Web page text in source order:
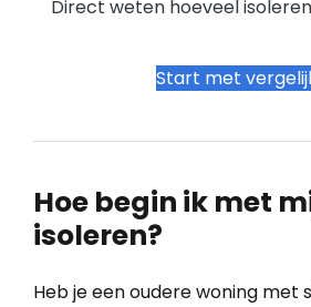
Direct weten hoeveel
Start met
Hoe begin ik met
isoleren?
Heb je een oudere woning met